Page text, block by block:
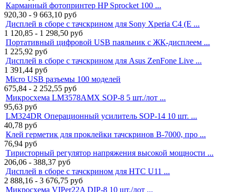
Карманный фотопринтер HP Sprocket 100 ...
920,30 - 9 663,10 руб
Дисплей в сборе с тачскрином для Sony Xperia C4 (E ...
1 120,85 - 1 298,50 руб
Портативный цифровой USB паяльник с ЖК-дисплеем ...
1 225,92 руб
Дисплей в сборе с тачскрином для Asus ZenFone Live ...
1 391,44 руб
Micro USB разъемы 100 моделей
675,84 - 2 252,55 руб
Микросхема LM3578AMX SOP-8 5 шт./лот ...
95,63 руб
LM324DR Операционный усилитель SOP-14 10 шт. ...
40,78 руб
Клей герметик для проклейки тачскринов B-7000, про ...
76,94 руб
Тиристорный регулятор напряжения высокой мощности ...
206,06 - 388,37 руб
Дисплей в сборе с тачскрином для HTC U11 ...
2 888,16 - 3 676,75 руб
Микросхема VIPer22A DIP-8 10 шт./лот ...